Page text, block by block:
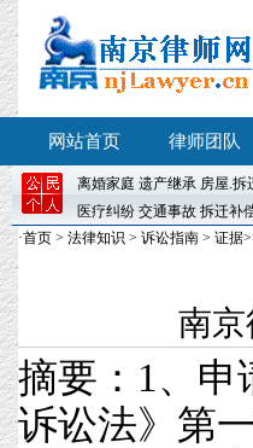
网站首页 律师团队
离婚家庭 遗产继承 房屋.拆
医疗纠纷 交通事故 拆迁补
·首页 > 法律知识 > 诉讼指南 > 证据
南京
摘要：1、
诉讼法》第